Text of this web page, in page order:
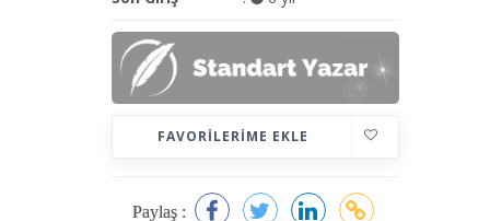
FAVORILERIME EKLE
Paylaş :